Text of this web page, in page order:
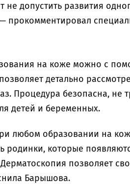
не допустить развития
прокомментировал
на коже можно с
детально
Процедура безопасна, не
детей и беременных.
любом образовании на
родинки, которые
позволяет
Барышова.